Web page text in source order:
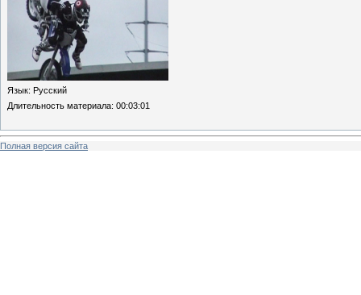
Язык: Русский
Длительность материала: 00:03:01
Полная версия сайта